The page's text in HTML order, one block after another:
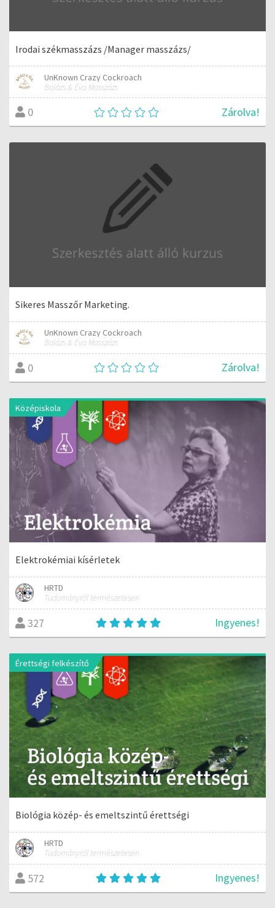
Irodai székmasszázs /Manager masszázs/
UnKnown Crazy Cockroach
Balázs & Éva Masszázs
0 Zárolva!
Sikeres Masszőr Marketing.
UnKnown Crazy Cockroach
Balázs & Éva Masszázs
0 Zárolva!
Középiskola
Elektrokémiai kísérletek
HRTD
Tudományról természetesen
327 Ingyenes!
Érettségi felkészítő
Biológia közép- és emeltszintű érettségi
HRTD
Tudományról természetesen
572 Ingyenes!